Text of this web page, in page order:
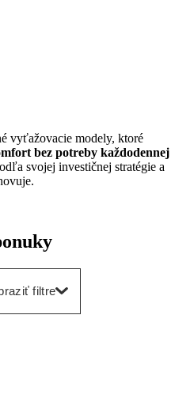
vyťažovacie modely, ktoré
bez potreby každodennej
svojej investičnej stratégie a
filtre